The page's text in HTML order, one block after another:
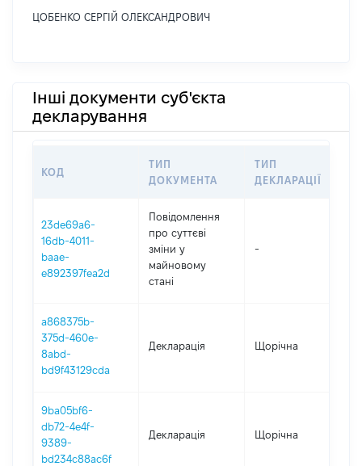
ЦОБЕНКО СЕРГІЙ ОЛЕКСАНДРОВИЧ
Інші документи суб'єкта
декларування
КОД
ТИП
ДОКУМЕНТА
ТИП
ДЕКЛАРАЦІЇ
23de69a6-
16db-4011-
baae-
e892397fea2d
Повідомлення
про суттєві
зміни y
майновому
стані
-
a868375b-
375d-460e-
8abd-
bd9f43129cda
Декларація Щорічна
9ba05bf6-
db72-4e4f-
9389-
bd234c88ac6f
Декларація Щорічна